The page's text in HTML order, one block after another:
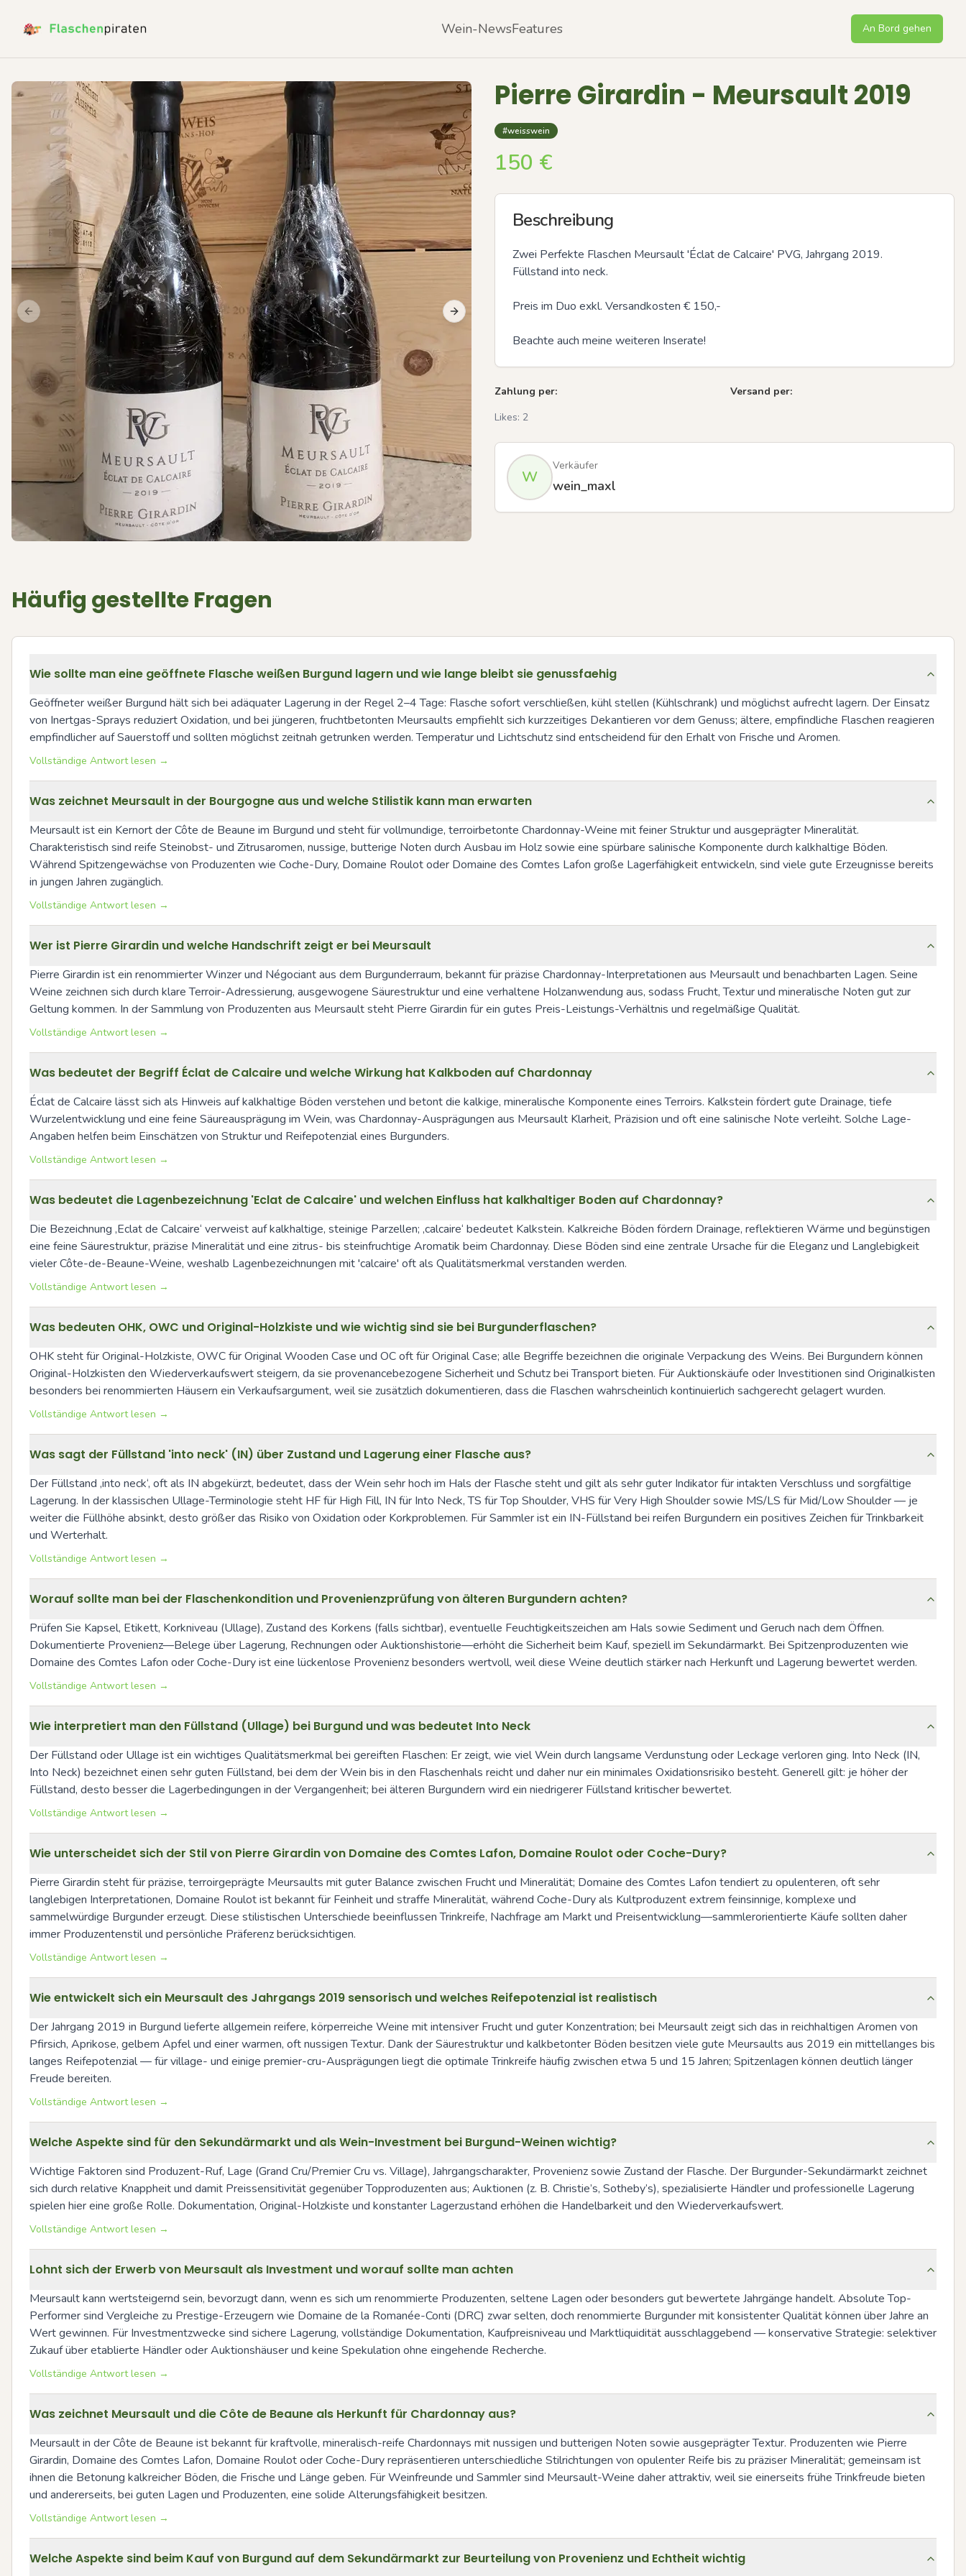
Wein-NewsFeatures An Bord gehen
Previous slide Next slide
Pierre Girardin - Meursault 2019
#weisswein
150 €
Beschreibung
Zwei Perfekte Flaschen Meursault 'Éclat de Calcaire' PVG, Jahrgang 2019.
Füllstand into neck.
Preis im Duo exkl. Versandkosten € 150,-
Beachte auch meine weiteren Inserate!
Zahlung per:
Versand per:
Likes: 2
W
Verkäufer
wein_maxl
Häufig gestellte Fragen
Wie sollte man eine geöffnete Flasche weißen Burgund lagern und wie lange bleibt sie genussfaehig
Geöffneter weißer Burgund hält sich bei adäquater Lagerung in der Regel 2–4 Tage: Flasche sofort verschließen, kühl stellen (Kühlschrank) und möglichst aufrecht lagern. Der Einsatz
von Inertgas-Sprays reduziert Oxidation, und bei jüngeren, fruchtbetonten Meursaults empfiehlt sich kurzzeitiges Dekantieren vor dem Genuss; ältere, empfindliche Flaschen reagieren
empfindlicher auf Sauerstoff und sollten möglichst zeitnah getrunken werden. Temperatur und Lichtschutz sind entscheidend für den Erhalt von Frische und Aromen.
Vollständige Antwort lesen →
Was zeichnet Meursault in der Bourgogne aus und welche Stilistik kann man erwarten
Meursault ist ein Kernort der Côte de Beaune im Burgund und steht für vollmundige, terroirbetonte Chardonnay-Weine mit feiner Struktur und ausgeprägter Mineralität.
Charakteristisch sind reife Steinobst- und Zitrusaromen, nussige, butterige Noten durch Ausbau im Holz sowie eine spürbare salinische Komponente durch kalkhaltige Böden.
Während Spitzengewächse von Produzenten wie Coche-Dury, Domaine Roulot oder Domaine des Comtes Lafon große Lagerfähigkeit entwickeln, sind viele gute Erzeugnisse bereits
in jungen Jahren zugänglich.
Vollständige Antwort lesen →
Wer ist Pierre Girardin und welche Handschrift zeigt er bei Meursault
Pierre Girardin ist ein renommierter Winzer und Négociant aus dem Burgunderraum, bekannt für präzise Chardonnay-Interpretationen aus Meursault und benachbarten Lagen. Seine
Weine zeichnen sich durch klare Terroir-Adressierung, ausgewogene Säurestruktur und eine verhaltene Holzanwendung aus, sodass Frucht, Textur und mineralische Noten gut zur
Geltung kommen. In der Sammlung von Produzenten aus Meursault steht Pierre Girardin für ein gutes Preis-Leistungs-Verhältnis und regelmäßige Qualität.
Vollständige Antwort lesen →
Was bedeutet der Begriff Éclat de Calcaire und welche Wirkung hat Kalkboden auf Chardonnay
Éclat de Calcaire lässt sich als Hinweis auf kalkhaltige Böden verstehen und betont die kalkige, mineralische Komponente eines Terroirs. Kalkstein fördert gute Drainage, tiefe
Wurzelentwicklung und eine feine Säureausprägung im Wein, was Chardonnay-Ausprägungen aus Meursault Klarheit, Präzision und oft eine salinische Note verleiht. Solche Lage-
Angaben helfen beim Einschätzen von Struktur und Reifepotenzial eines Burgunders.
Vollständige Antwort lesen →
Was bedeutet die Lagenbezeichnung 'Eclat de Calcaire' und welchen Einfluss hat kalkhaltiger Boden auf Chardonnay?
Die Bezeichnung ‚Eclat de Calcaire‘ verweist auf kalkhaltige, steinige Parzellen; ‚calcaire‘ bedeutet Kalkstein. Kalkreiche Böden fördern Drainage, reflektieren Wärme und begünstigen
eine feine Säurestruktur, präzise Mineralität und eine zitrus- bis steinfruchtige Aromatik beim Chardonnay. Diese Böden sind eine zentrale Ursache für die Eleganz und Langlebigkeit
vieler Côte-de-Beaune-Weine, weshalb Lagenbezeichnungen mit 'calcaire' oft als Qualitätsmerkmal verstanden werden.
Vollständige Antwort lesen →
Was bedeuten OHK, OWC und Original-Holzkiste und wie wichtig sind sie bei Burgunderflaschen?
OHK steht für Original-Holzkiste, OWC für Original Wooden Case und OC oft für Original Case; alle Begriffe bezeichnen die originale Verpackung des Weins. Bei Burgundern können
Original-Holzkisten den Wiederverkaufswert steigern, da sie provenancebezogene Sicherheit und Schutz bei Transport bieten. Für Auktionskäufe oder Investitionen sind Originalkisten
besonders bei renommierten Häusern ein Verkaufsargument, weil sie zusätzlich dokumentieren, dass die Flaschen wahrscheinlich kontinuierlich sachgerecht gelagert wurden.
Vollständige Antwort lesen →
Was sagt der Füllstand 'into neck' (IN) über Zustand und Lagerung einer Flasche aus?
Der Füllstand ‚into neck‘, oft als IN abgekürzt, bedeutet, dass der Wein sehr hoch im Hals der Flasche steht und gilt als sehr guter Indikator für intakten Verschluss und sorgfältige
Lagerung. In der klassischen Ullage-Terminologie steht HF für High Fill, IN für Into Neck, TS für Top Shoulder, VHS für Very High Shoulder sowie MS/LS für Mid/Low Shoulder — je
weiter die Füllhöhe absinkt, desto größer das Risiko von Oxidation oder Korkproblemen. Für Sammler ist ein IN-Füllstand bei reifen Burgundern ein positives Zeichen für Trinkbarkeit
und Werterhalt.
Vollständige Antwort lesen →
Worauf sollte man bei der Flaschenkondition und Provenienzprüfung von älteren Burgundern achten?
Prüfen Sie Kapsel, Etikett, Korkniveau (Ullage), Zustand des Korkens (falls sichtbar), eventuelle Feuchtigkeitszeichen am Hals sowie Sediment und Geruch nach dem Öffnen.
Dokumentierte Provenienz—Belege über Lagerung, Rechnungen oder Auktionshistorie—erhöht die Sicherheit beim Kauf, speziell im Sekundärmarkt. Bei Spitzenproduzenten wie
Domaine des Comtes Lafon oder Coche-Dury ist eine lückenlose Provenienz besonders wertvoll, weil diese Weine deutlich stärker nach Herkunft und Lagerung bewertet werden.
Vollständige Antwort lesen →
Wie interpretiert man den Füllstand (Ullage) bei Burgund und was bedeutet Into Neck
Der Füllstand oder Ullage ist ein wichtiges Qualitätsmerkmal bei gereiften Flaschen: Er zeigt, wie viel Wein durch langsame Verdunstung oder Leckage verloren ging. Into Neck (IN,
Into Neck) bezeichnet einen sehr guten Füllstand, bei dem der Wein bis in den Flaschenhals reicht und daher nur ein minimales Oxidationsrisiko besteht. Generell gilt: je höher der
Füllstand, desto besser die Lagerbedingungen in der Vergangenheit; bei älteren Burgundern wird ein niedrigerer Füllstand kritischer bewertet.
Vollständige Antwort lesen →
Wie unterscheidet sich der Stil von Pierre Girardin von Domaine des Comtes Lafon, Domaine Roulot oder Coche-Dury?
Pierre Girardin steht für präzise, terroirgeprägte Meursaults mit guter Balance zwischen Frucht und Mineralität; Domaine des Comtes Lafon tendiert zu opulenteren, oft sehr
langlebigen Interpretationen, Domaine Roulot ist bekannt für Feinheit und straffe Mineralität, während Coche-Dury als Kultproduzent extrem feinsinnige, komplexe und
sammelwürdige Burgunder erzeugt. Diese stilistischen Unterschiede beeinflussen Trinkreife, Nachfrage am Markt und Preisentwicklung—sammlerorientierte Käufe sollten daher
immer Produzentenstil und persönliche Präferenz berücksichtigen.
Vollständige Antwort lesen →
Wie entwickelt sich ein Meursault des Jahrgangs 2019 sensorisch und welches Reifepotenzial ist realistisch
Der Jahrgang 2019 in Burgund lieferte allgemein reifere, körperreiche Weine mit intensiver Frucht und guter Konzentration; bei Meursault zeigt sich das in reichhaltigen Aromen von
Pfirsich, Aprikose, gelbem Apfel und einer warmen, oft nussigen Textur. Dank der Säurestruktur und kalkbetonter Böden besitzen viele gute Meursaults aus 2019 ein mittellanges bis
langes Reifepotenzial — für village- und einige premier-cru-Ausprägungen liegt die optimale Trinkreife häufig zwischen etwa 5 und 15 Jahren; Spitzenlagen können deutlich länger
Freude bereiten.
Vollständige Antwort lesen →
Welche Aspekte sind für den Sekundärmarkt und als Wein-Investment bei Burgund-Weinen wichtig?
Wichtige Faktoren sind Produzent-Ruf, Lage (Grand Cru/Premier Cru vs. Village), Jahrgangscharakter, Provenienz sowie Zustand der Flasche. Der Burgunder-Sekundärmarkt zeichnet
sich durch relative Knappheit und damit Preissensitivität gegenüber Topproduzenten aus; Auktionen (z. B. Christie’s, Sotheby’s), spezialisierte Händler und professionelle Lagerung
spielen hier eine große Rolle. Dokumentation, Original-Holzkiste und konstanter Lagerzustand erhöhen die Handelbarkeit und den Wiederverkaufswert.
Vollständige Antwort lesen →
Lohnt sich der Erwerb von Meursault als Investment und worauf sollte man achten
Meursault kann wertsteigernd sein, bevorzugt dann, wenn es sich um renommierte Produzenten, seltene Lagen oder besonders gut bewertete Jahrgänge handelt. Absolute Top-
Performer sind Vergleiche zu Prestige-Erzeugern wie Domaine de la Romanée-Conti (DRC) zwar selten, doch renommierte Burgunder mit konsistenter Qualität können über Jahre an
Wert gewinnen. Für Investmentzwecke sind sichere Lagerung, vollständige Dokumentation, Kaufpreisniveau und Marktliquidität ausschlaggebend — konservative Strategie: selektiver
Zukauf über etablierte Händler oder Auktionshäuser und keine Spekulation ohne eingehende Recherche.
Vollständige Antwort lesen →
Was zeichnet Meursault und die Côte de Beaune als Herkunft für Chardonnay aus?
Meursault in der Côte de Beaune ist bekannt für kraftvolle, mineralisch-reife Chardonnays mit nussigen und butterigen Noten sowie ausgeprägter Textur. Produzenten wie Pierre
Girardin, Domaine des Comtes Lafon, Domaine Roulot oder Coche-Dury repräsentieren unterschiedliche Stilrichtungen von opulenter Reife bis zu präziser Mineralität; gemeinsam ist
ihnen die Betonung kalkreicher Böden, die Frische und Länge geben. Für Weinfreunde und Sammler sind Meursault-Weine daher attraktiv, weil sie einerseits frühe Trinkfreude bieten
und andererseits, bei guten Lagen und Produzenten, eine solide Alterungsfähigkeit besitzen.
Vollständige Antwort lesen →
Welche Aspekte sind beim Kauf von Burgund auf dem Sekundärmarkt zur Beurteilung von Provenienz und Echtheit wichtig